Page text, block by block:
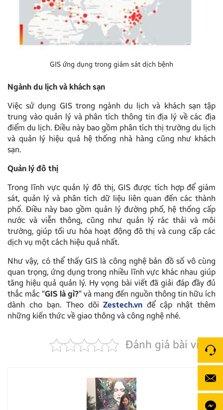
GIS ứng dụng trong giám sát dịch bệnh
Ngành du lịch và khách sạn
Việc sử dụng GIS trong ngành du lịch và khách sạn tập
trung vào quản lý và phân tích thông tin địa lý về các địa
điểm du lịch. Điều này bao gồm phân tích thị trường du lịch
và quản lý hiệu quả hệ thống nhà hàng cũng như khách
sạn.
Quản lý đô thị
Trong lĩnh vực quản lý đô thị, GIS được tích hợp để giám
sát, quản lý và phân tích dữ liệu liên quan đến các thành
phố. Điều này bao gồm quản lý đường phố, hệ thống cấp
nước và viễn thông, cũng như quản lý rác thải và môi
trường, giúp tối ưu hóa hoạt động đô thị và cung cấp các
dịch vụ một cách hiệu quả nhất.
Như vậy, có thể thấy GIS là công nghệ bản đồ số vô cùng
quan trọng, ứng dụng trong nhiều lĩnh vực khác nhau giúp
tăng hiệu quả quản lý. Hy vọng bài viết đã giải đáp đầy đủ
thắc mắc “GIS là gì?” và mang đến nguồn thông tin hữu ích
dành cho bạn. Theo dõiZestech.vn để cập nhật thêm
những kiến thức về giao thông và công nghệ nhé.
Đánh giá bài viết